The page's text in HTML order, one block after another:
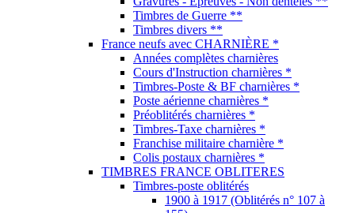
1918 à 1930 (Oblitérés n° 156 à
268)
1931 à 1940 (Oblitérés n° 269 à
469)
1941 à 1950 (Oblitérés n° 470 à
877)
1951 à 1960 (Oblitérés n° 878 à
1280)
1961 à 1970 (Oblitérés n° 1281 à
1662)
1971 à 1980 (Oblitérés n° 1663 à
2117)
1981 à 1990 (Oblitérés n° 2118 à
2675)